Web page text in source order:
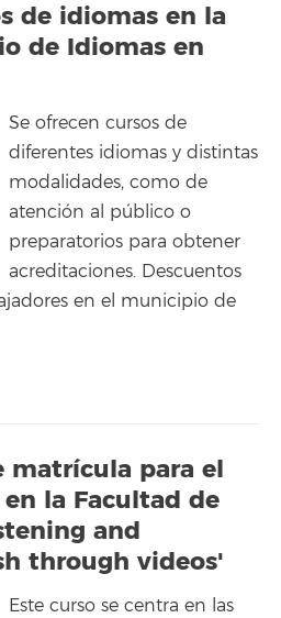
de idiomas en la
de Idiomas en
Se ofrecen cursos de
diferentes idiomas y distintas
modalidades, como de
atención al público o
preparatorios para obtener
acreditaciones. Descuentos
en el municipio de
matrícula para el
la Facultad de
and
through videos'
Este curso se centra en las